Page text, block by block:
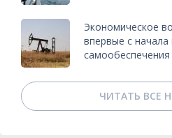
Экономическое
впервые с
ЧИТАТЬ ВСЕ